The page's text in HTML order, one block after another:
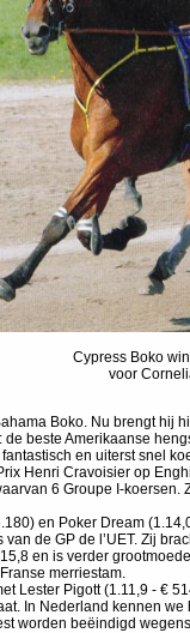
Cypress Boko
voor
Boko. Nu brengt
beste Amerikaanse
en uiterst snel
Henri Cravoisier op
6 Groupe I-
en Poker Dream
de GP de l’UET. Zij
en is verder
merriestam.
Lester Pigott (1.11,9 - €
In Nederland kennen
worden beëindigd